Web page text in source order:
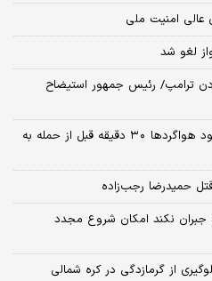
عالی امنیت ملی
ترامپ/ رئیس جمهور استیضاح
زئیس سازمان هواپیمایی: گزارش ورود هواگردها ٣٠ دقیقه قبل از حمله به
حمیدرضا رجب‌زاده
جبران نکند امکان شروع مجدد
از گرمازدگی در کره شمالی